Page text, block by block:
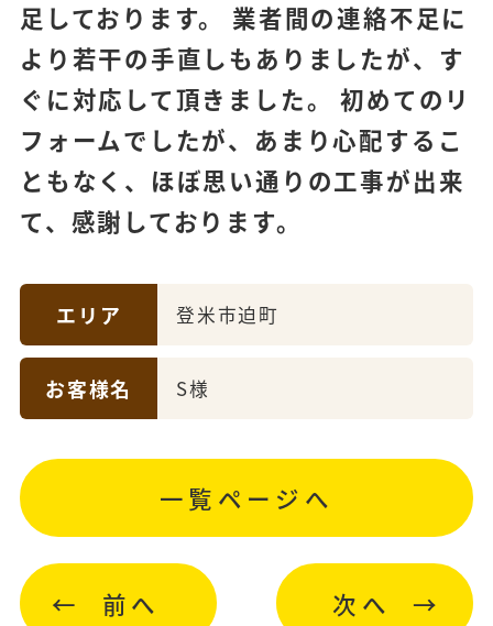
足しております。 業者間の連絡不足に
より若干の手直しもありましたが、す
ぐに対応して頂きました。 初めてのリ
フォームでしたが、あまり心配するこ
ともなく、ほぼ思い通りの工事が出来
て、感謝しております。
エリア 登米市迫町
お客様名 S様
前へ
一覧ページへ
次へ